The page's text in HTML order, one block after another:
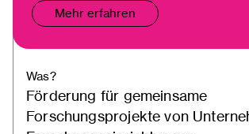
Mehr erfahren
Was?
Förderung für gemeinsame
Forschungsprojekte von